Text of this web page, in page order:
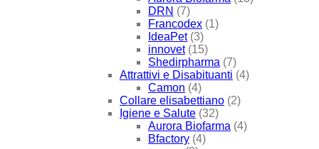
DRN (7)
Francodex (1)
IdeaPet (3)
innovet (15)
Shedirpharma (7)
Attrattivi e Disabituanti (4)
Camon (4)
Collare elisabettiano (2)
Igiene e Salute (32)
Aurora Biofarma (4)
Bfactory (4)